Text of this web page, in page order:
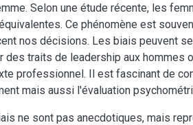
Selon une étude récente, les
Ce phénomène est
nos décisions. Les biais peuvent
traits de leadership aux hommes
professionnel. Il est fascinant de
mais aussi l'évaluation
ne sont pas anecdotiques, mais